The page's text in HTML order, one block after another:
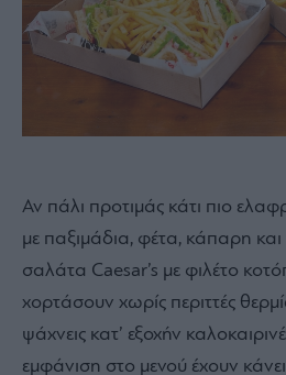
Αν πάλι προτιμάς κάτι πιο
με παξιμάδια, φέτα, κάπαρη
σαλάτα Caesar’s με φιλέτο
χορτάσουν χωρίς περιττές
ψάχνεις κατ’ εξοχήν
εμφάνιση στο μενού έχουν